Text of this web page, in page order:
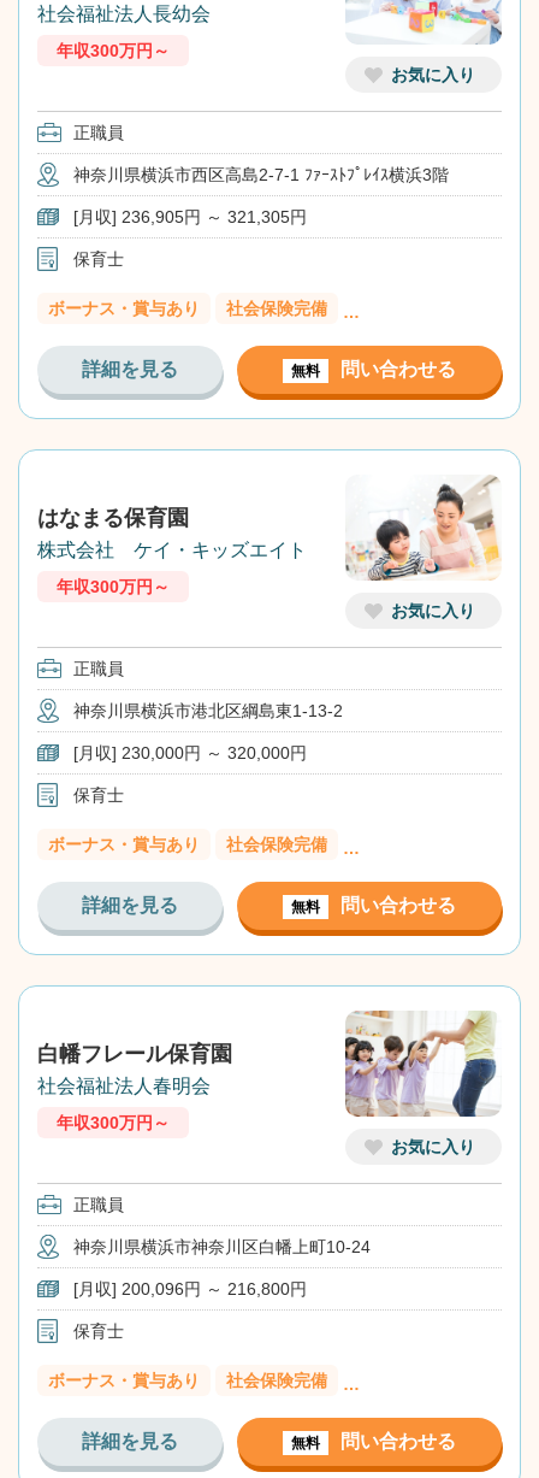
お気に入り
社会福祉法人長幼会
年収300万円～
正職員
神奈川県横浜市西区高島2-7-1 ﾌｧｰｽﾄﾌﾟﾚｲｽ横浜3階
[月収] 236,905円 ～ 321,305円
保育士
ボーナス・賞与あり 社会保険完備 …
詳細を見る 無料 問い合わせる
お気に入り
はなまる保育園
株式会社 ケイ・キッズエイト
年収300万円～
正職員
神奈川県横浜市港北区綱島東1-13-2
[月収] 230,000円 ～ 320,000円
保育士
ボーナス・賞与あり 社会保険完備 …
詳細を見る 無料 問い合わせる
お気に入り
白幡フレール保育園
社会福祉法人春明会
年収300万円～
正職員
神奈川県横浜市神奈川区白幡上町10-24
[月収] 200,096円 ～ 216,800円
保育士
ボーナス・賞与あり 社会保険完備 …
詳細を見る 無料 問い合わせる